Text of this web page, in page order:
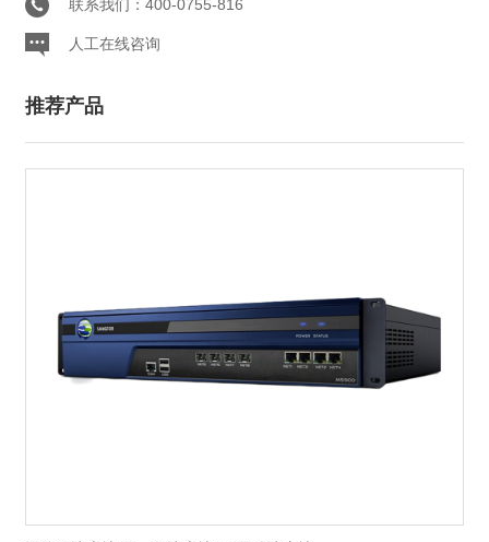
联系我们：400-0755-816
人工在线咨询
推荐产品